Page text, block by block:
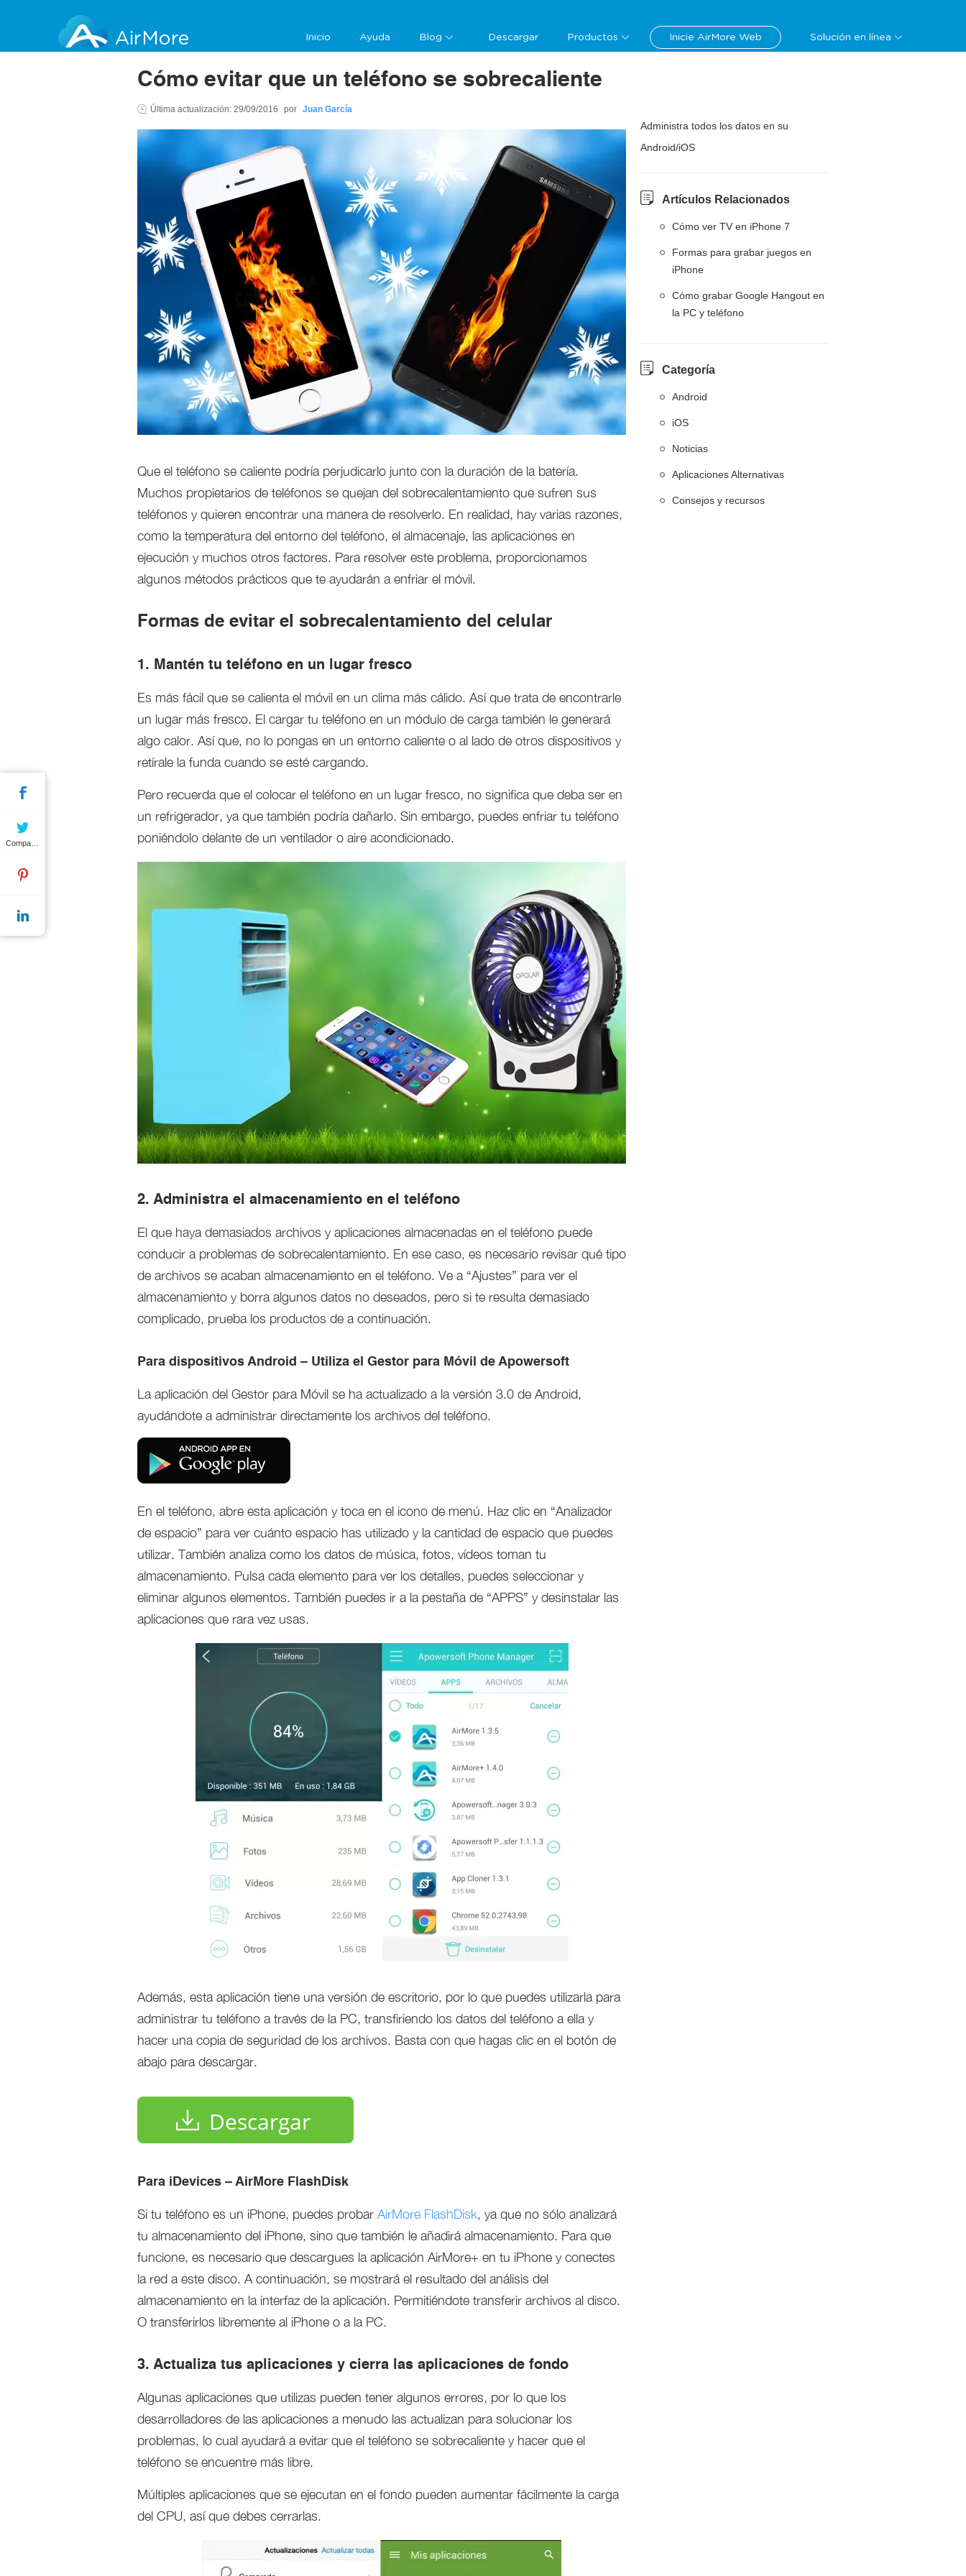
AirMore Inicio Ayuda Blog Descargar Productos Inicie AirMore Web Solución en línea
Cómo evitar que un teléfono se sobrecaliente
Última actualización: 29/09/2016 por Juan García
Que el teléfono se caliente podría perjudicarlo junto con la duración de la batería.
Muchos propietarios de teléfonos se quejan del sobrecalentamiento que sufren sus
teléfonos y quieren encontrar una manera de resolverlo. En realidad, hay varias razones,
como la temperatura del entorno del teléfono, el almacenaje, las aplicaciones en
ejecución y muchos otros factores. Para resolver este problema, proporcionamos
algunos métodos prácticos que te ayudarán a enfriar el móvil.
Formas de evitar el sobrecalentamiento del celular
1. Mantén tu teléfono en un lugar fresco
Es más fácil que se calienta el móvil en un clima más cálido. Así que trata de encontrarle
un lugar más fresco. El cargar tu teléfono en un módulo de carga también le generará
algo calor. Así que, no lo pongas en un entorno caliente o al lado de otros dispositivos y
retírale la funda cuando se esté cargando.
Pero recuerda que el colocar el teléfono en un lugar fresco, no significa que deba ser en
un refrigerador, ya que también podría dañarlo. Sin embargo, puedes enfriar tu teléfono
poniéndolo delante de un ventilador o aire acondicionado.
2. Administra el almacenamiento en el teléfono
El que haya demasiados archivos y aplicaciones almacenadas en el teléfono puede
conducir a problemas de sobrecalentamiento. En ese caso, es necesario revisar qué tipo
de archivos se acaban almacenamiento en el teléfono. Ve a “Ajustes” para ver el
almacenamiento y borra algunos datos no deseados, pero si te resulta demasiado
complicado, prueba los productos de a continuación.
Para dispositivos Android – Utiliza el Gestor para Móvil de Apowersoft
La aplicación del Gestor para Móvil se ha actualizado a la versión 3.0 de Android,
ayudándote a administrar directamente los archivos del teléfono.
En el teléfono, abre esta aplicación y toca en el icono de menú. Haz clic en “Analizador
de espacio” para ver cuánto espacio has utilizado y la cantidad de espacio que puedes
utilizar. También analiza como los datos de música, fotos, vídeos toman tu
almacenamiento. Pulsa cada elemento para ver los detalles, puedes seleccionar y
eliminar algunos elementos. También puedes ir a la pestaña de “APPS” y desinstalar las
aplicaciones que rara vez usas.
Además, esta aplicación tiene una versión de escritorio, por lo que puedes utilizarla para
administrar tu teléfono a través de la PC, transfiriendo los datos del teléfono a ella y
hacer una copia de seguridad de los archivos. Basta con que hagas clic en el botón de
abajo para descargar.
Descargar
Para iDevices – AirMore FlashDisk
Si tu teléfono es un iPhone, puedes probar AirMore FlashDisk, ya que no sólo analizará
tu almacenamiento del iPhone, sino que también le añadirá almacenamiento. Para que
funcione, es necesario que descargues la aplicación AirMore+ en tu iPhone y conectes
la red a este disco. A continuación, se mostrará el resultado del análisis del
almacenamiento en la interfaz de la aplicación. Permitiéndote transferir archivos al disco.
O transferirlos libremente al iPhone o a la PC.
3. Actualiza tus aplicaciones y cierra las aplicaciones de fondo
Algunas aplicaciones que utilizas pueden tener algunos errores, por lo que los
desarrolladores de las aplicaciones a menudo las actualizan para solucionar los
problemas, lo cual ayudará a evitar que el teléfono se sobrecaliente y hacer que el
teléfono se encuentre más libre.
Múltiples aplicaciones que se ejecutan en el fondo pueden aumentar fácilmente la carga
del CPU, así que debes cerrarlas.
Administra todos los datos en su
Android/iOS
Artículos Relacionados
Cómo ver TV en iPhone 7
Formas para grabar juegos en
iPhone
Cómo grabar Google Hangout en
la PC y teléfono
Categoría
Android
iOS
Noticias
Aplicaciones Alternativas
Consejos y recursos